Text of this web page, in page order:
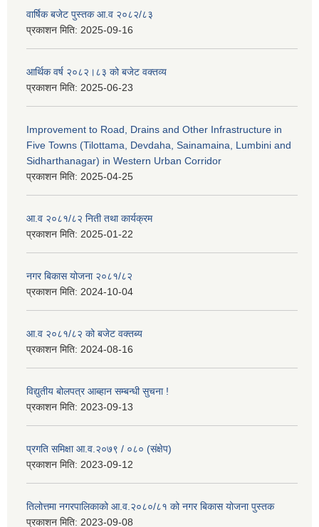
वार्षिक बजेट पुस्तक आ.व २०८२/८३
प्रकाशन मिति: 2025-09-16
आर्थिक वर्ष २०८२।८३ को बजेट वक्तव्य
प्रकाशन मिति: 2025-06-23
Improvement to Road, Drains and Other Infrastructure in
Five Towns (Tilottama, Devdaha, Sainamaina, Lumbini and
Sidharthanagar) in Western Urban Corridor
प्रकाशन मिति: 2025-04-25
आ.व २०८१/८२ निती तथा कार्यक्रम
प्रकाशन मिति: 2025-01-22
नगर बिकास योजना २०८१/८२
प्रकाशन मिति: 2024-10-04
आ.व २०८१/८२ को बजेट वक्तब्य
प्रकाशन मिति: 2024-08-16
विद्युतीय बोलपत्र आब्हान सम्बन्धी सुचना !
प्रकाशन मिति: 2023-09-13
प्रगति समिक्षा आ.व.२०७९ / ०८० (संक्षेप)
प्रकाशन मिति: 2023-09-12
तिलोत्तमा नगरपालिकाको आ.व.२०८०/८१ को नगर बिकास योजना पुस्तक
प्रकाशन मिति: 2023-09-08